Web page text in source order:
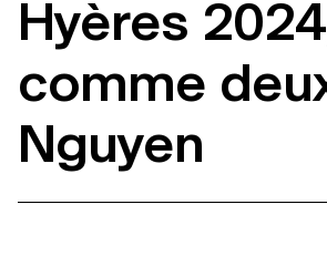
Hyères
comme
Nguyen